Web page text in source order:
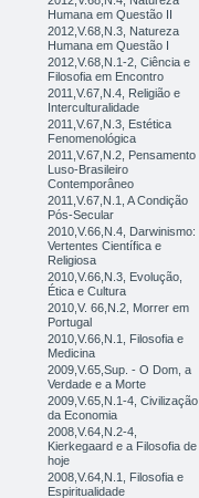
Humana em Questão II
2012,V.68,N.3, Natureza
Humana em Questão I
2012,V.68,N.1-2, Ciência e
Filosofia em Encontro
2011,V.67,N.4, Religião e
Interculturalidade
2011,V.67,N.3, Estética
Fenomenológica
2011,V.67,N.2, Pensamento
Luso-Brasileiro
Contemporâneo
2011,V.67,N.1, A Condição
Pós-Secular
2010,V.66,N.4, Darwinismo:
Vertentes Científica e
Religiosa
2010,V.66,N.3, Evolução,
Ética e Cultura
2010,V. 66,N.2, Morrer em
Portugal
2010,V.66,N.1, Filosofia e
Medicina
2009,V.65,Sup. - O Dom, a
Verdade e a Morte
2009,V.65,N.1-4, Civilização
da Economia
2008,V.64,N.2-4,
Kierkegaard e a Filosofia de
hoje
2008,V.64,N.1, Filosofia e
Espiritualidade